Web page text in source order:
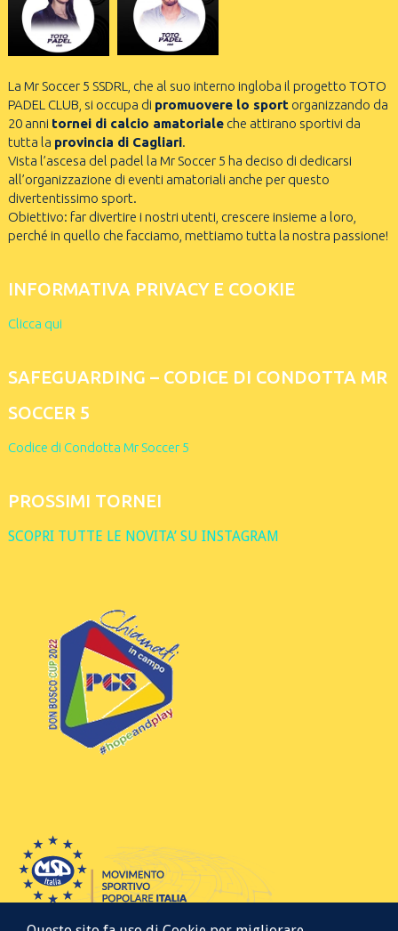
La Mr Soccer 5 SSDRL, che al suo interno ingloba il progetto TOTO
PADEL CLUB, si occupa di promuovere lo sportorganizzando da
20 anni tornei di calcio amatorialeche attirano sportivi da
tutta la provincia di Cagliari.
Vista l’ascesa del padel la Mr Soccer 5 ha deciso di dedicarsi
all’organizzazione di eventi amatoriali anche per questo
divertentissimo sport.
Obiettivo: far divertire i nostri utenti, crescere insieme a loro,
perché in quello che facciamo, mettiamo tutta la nostra passione!
INFORMATIVA PRIVACY E COOKIE
Clicca qui
SAFEGUARDING – CODICE DI CONDOTTA MR
SOCCER 5
Codice di Condotta Mr Soccer 5
PROSSIMI TORNEI
SCOPRI TUTTE LE NOVITA’ SU INSTAGRAM